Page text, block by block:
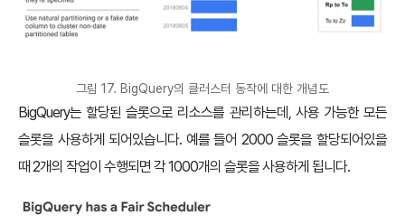
그림 17. BigQuery의 클러스터 동작에 대한 개념도
BigQuery는 할당된 슬롯으로 리소스를 관리하는데, 사용 가능한 모든
슬롯을 사용하게 되어있습니다. 예를 들어 2000 슬롯을 할당되어있을
때 2개의 작업이 수행되면 각 1000개의 슬롯을 사용하게 됩니다.